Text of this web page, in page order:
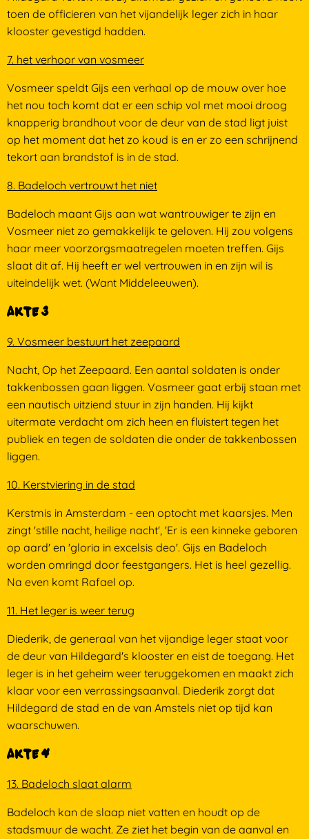
toen de officieren van het vijandelijk leger zich in haar
klooster gevestigd hadden.
7. het verhoor van vosmeer
Vosmeer speldt Gijs een verhaal op de mouw over hoe
het nou toch komt dat er een schip vol met mooi droog
knapperig brandhout voor de deur van de stad ligt juist
op het moment dat het zo koud is en er zo een schrijnend
tekort aan brandstof is in de stad.
8. Badeloch vertrouwt het niet
Badeloch maant Gijs aan wat wantrouwiger te zijn en
Vosmeer niet zo gemakkelijk te geloven. Hij zou volgens
haar meer voorzorgsmaatregelen moeten treffen. Gijs
slaat dit af. Hij heeft er wel vertrouwen in en zijn wil is
uiteindelijk wet. (Want Middeleeuwen).
Akte 3
9. Vosmeer bestuurt het zeepaard
Nacht, Op het Zeepaard. Een aantal soldaten is onder
takkenbossen gaan liggen. Vosmeer gaat erbij staan met
een nautisch uitziend stuur in zijn handen. Hij kijkt
uitermate verdacht om zich heen en fluistert tegen het
publiek en tegen de soldaten die onder de takkenbossen
liggen.
10. Kerstviering in de stad
Kerstmis in Amsterdam - een optocht met kaarsjes. Men
zingt 'stille nacht, heilige nacht', 'Er is een kinneke geboren
op aard' en 'gloria in excelsis deo'. Gijs en Badeloch
worden omringd door feestgangers. Het is heel gezellig.
Na even komt Rafael op.
11. Het leger is weer terug
Diederik, de generaal van het vijandige leger staat voor
de deur van Hildegard's klooster en eist de toegang. Het
leger is in het geheim weer teruggekomen en maakt zich
klaar voor een verrassingsaanval. Diederik zorgt dat
Hildegard de stad en de van Amstels niet op tijd kan
waarschuwen.
Akte 4
13. Badeloch slaat alarm
Badeloch kan de slaap niet vatten en houdt op de
stadsmuur de wacht. Ze ziet het begin van de aanval en